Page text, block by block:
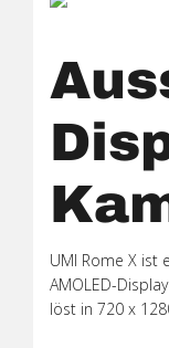
UMI Rome X ist
AMOLED-
löst in 720 x